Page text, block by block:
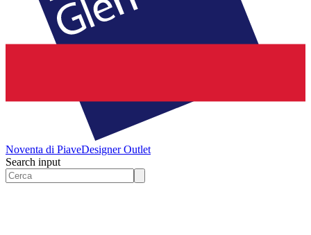
Noventa di PiaveDesigner Outlet
Search input